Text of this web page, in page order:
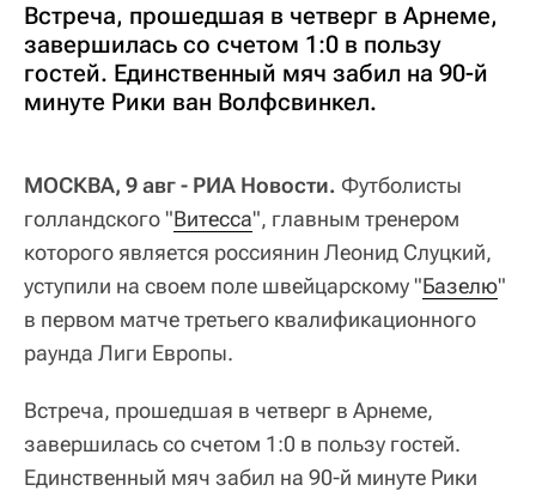
Встреча, прошедшая в четверг в Арнеме,
завершилась со счетом 1:0 в пользу
гостей. Единственный мяч забил на 90-й
минуте Рики ван Волфсвинкел.
МОСКВА, 9 авг - РИА Новости. Футболисты
голландского "Витесса", главным тренером
которого является россиянин Леонид Слуцкий,
уступили на своем поле швейцарскому "Базелю"
в первом матче третьего квалификационного
раунда Лиги Европы.
Встреча, прошедшая в четверг в Арнеме,
завершилась со счетом 1:0 в пользу гостей.
Единственный мяч забил на 90-й минуте Рики